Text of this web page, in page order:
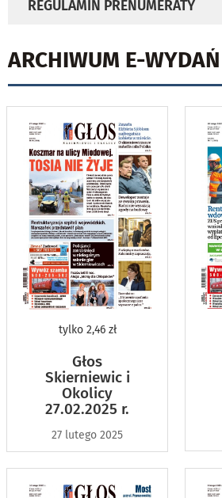
REGULAMIN PRENUMERATY
ARCHIWUM E-WYDAŃ
tylko2,46 zł
Głos
Skierniewic i
Okolicy
27.02.2025 r.
27 lutego 2025